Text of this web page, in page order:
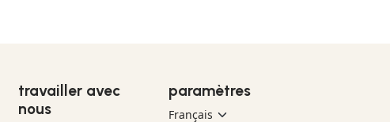
travailler avec
nous
paramètres